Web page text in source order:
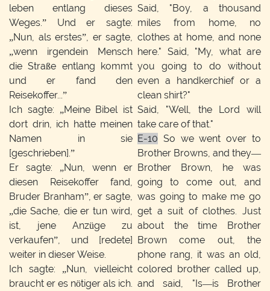
leben entlang dieses
Weges.” Und er sagte:
„Nun, als erstes”, er sagte,
„wenn irgendein Mensch
die Straße entlang kommt
und er fand den
Reisekoffer...”
Ich sagte: „Meine Bibel ist
dort drin, ich hatte meinen
Namen in sie
[geschrieben].”
Er sagte: „Nun, wenn er
diesen Reisekoffer fand,
Bruder Branham”, er sagte,
„die Sache, die er tun wird,
ist, jene Anzüge zu
verkaufen”, und [redete]
weiter in dieser Weise.
Ich sagte: „Nun, vielleicht
braucht er es nötiger als ich.
Said, "Boy, a thousand
miles from home, no
clothes at home, and none
here." Said, "My, what are
you going to do without
even a handkerchief or a
clean shirt?"
Said, "Well, the Lord will
take care of that."
E-10 So we went over to
Brother Browns, and they—
Brother Brown, he was
going to come out, and
was going to make me go
get a suit of clothes. Just
about the time Brother
Brown come out, the
phone rang, it was an old,
colored brother called up,
and said, "Is—is Brother